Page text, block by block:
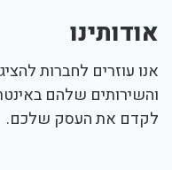
אודותינו
אנו עוזרים לחברות
והשירותים שלהם
לקדם את העסק שלכם.